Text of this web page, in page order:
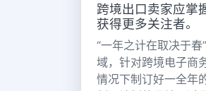
跨境出口卖家应掌
获得更多关注者。
“一年之计在取决于
域，针对跨境电子商
情况下制订好一全年